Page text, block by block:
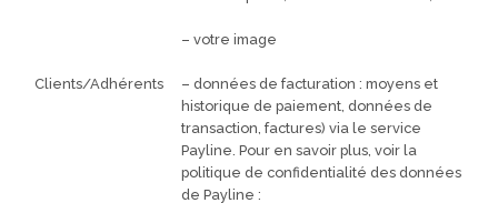
Clients/Adhérents
– votre image
– données de facturation : moyens et
historique de paiement, données de
transaction, factures) via le service
Payline. Pour en savoir plus, voir la
politique de confidentialité des données
de Payline :